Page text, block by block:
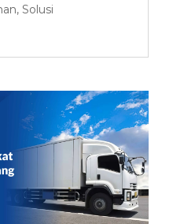
, Solusi